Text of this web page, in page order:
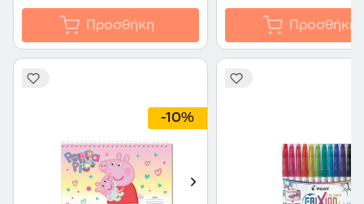
Προσθήκη Προσθήκη
-10%